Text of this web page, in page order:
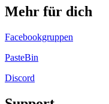
Mehr für dich
Facebookgruppen
PasteBin
Discord